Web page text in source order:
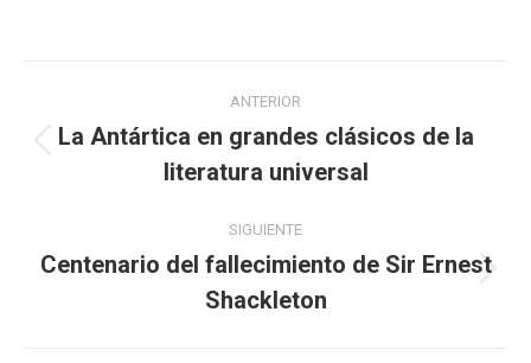
Navegación
entre
publicaciones
ANTERIOR
anterior:
La Antártica en grandes clásicos de la
literatura universal
SIGUIENTE
siguiente:
Centenario del fallecimiento de Sir Ernest
Shackleton